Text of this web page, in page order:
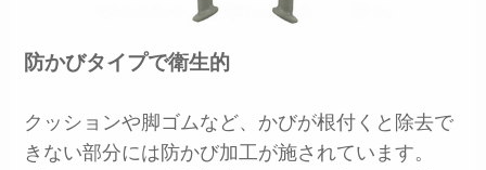
防かびタイプで衛生的
クッションや脚ゴムなど、かびが根付くと除去で
きない部分には防かび加工が施されています。